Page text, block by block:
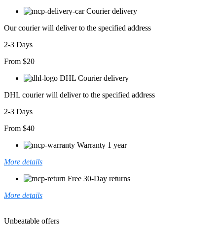
Krep
adet
Courier delivery
Our courier will deliver to the specified address
2-3 Days
From $20
DHL Courier delivery
DHL courier will deliver to the specified address
2-3 Days
From $40
Warranty 1 year
More details
Free 30-Day returns
More details
Unbeatable offers